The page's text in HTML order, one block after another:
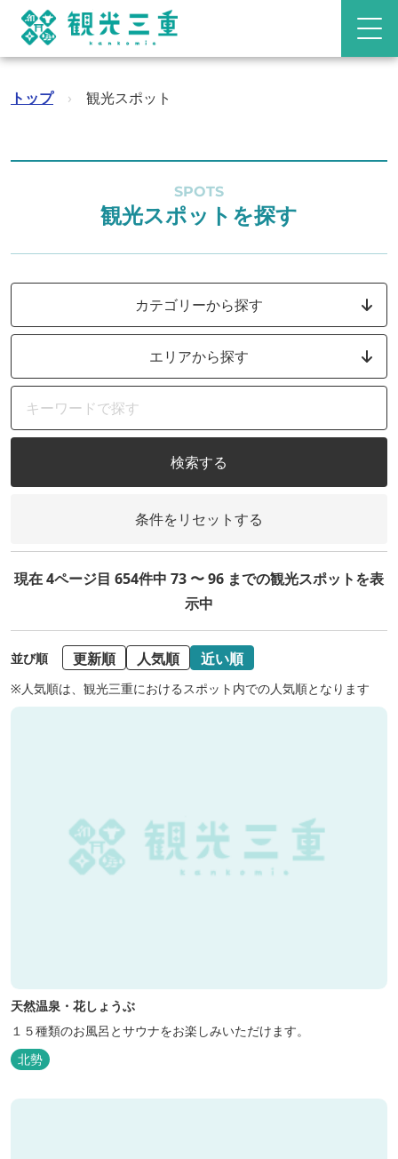
トップ › 観光スポット
SPOTS
観光スポットを探す
カテゴリーから探す
エリアから探す
検索する
条件をリセットする
現在 4ページ目 654件中 73 〜 96 までの観光スポットを表
示中
並び順 更新順 人気順 近い順
※人気順は、観光三重におけるスポット内での人気順となります
天然温泉・花しょうぶ
１５種類のお風呂とサウナをお楽しみいただけます。
北勢